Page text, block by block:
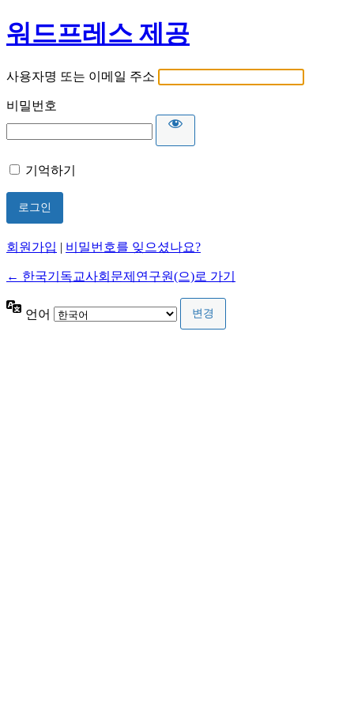
워드프레스 제공
사용자명 또는 이메일 주소
비밀번호
기억하기
회원가입 | 비밀번호를 잊으셨나요?
← 한국기독교사회문제연구원(으)로 가기
언어